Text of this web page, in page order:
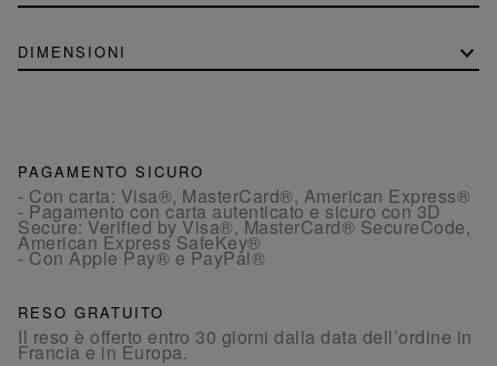
DIMENSIONI
PAGAMENTO SICURO
- Con carta: Visa®, MasterCard®, American Express®
- Pagamento con carta autenticato e sicuro con 3D
Secure: Verified by Visa®, MasterCard® SecureCode,
American Express SafeKey®
- Con Apple Pay® e PayPal®
RESO GRATUITO
Il reso è offerto entro 30 giorni dalla data dell’ordine in
Francia e in Europa.